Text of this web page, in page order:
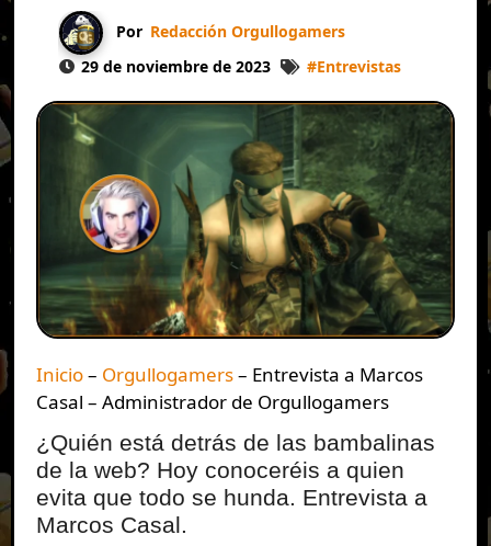
Por Redacción Orgullogamers
29 de noviembre de 2023
#Entrevistas
Inicio– Orgullogamers– Entrevista a Marcos
Casal – Administrador de Orgullogamers
¿Quién está detrás de las bambalinas
de la web? Hoy conoceréis a quien
evita que todo se hunda. Entrevista a
Marcos Casal.